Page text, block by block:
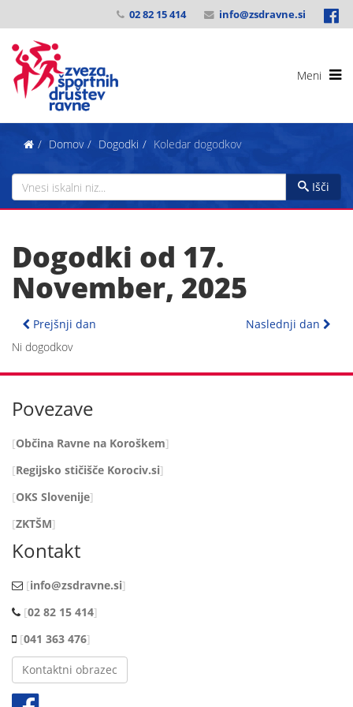
02 82 15 414 info@zsdravne.si
Domov Dogodki Koledar dogodkov
Išči
Dogodki od 17.
November, 2025
Prejšnji dan
Naslednji dan
Ni dogodkov
Povezave
Občina Ravne na Koroškem
Regijsko stičišče Korociv.si
OKS Slovenije
ZKTŠM
Kontakt
info@zsdravne.si
02 82 15 414
041 363 476
Kontaktni obrazec